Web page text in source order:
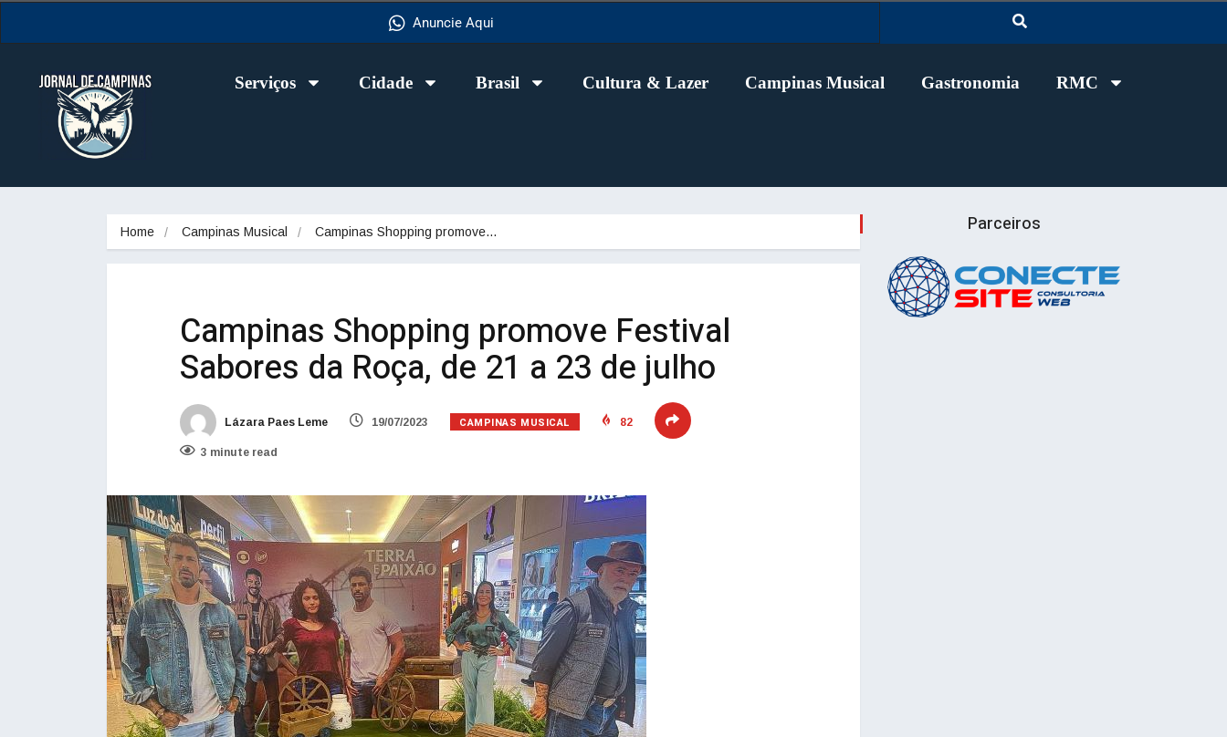
Anuncie Aqui
Serviços Cidade Brasil Cultura & Lazer Campinas Musical Gastronomia RMC
Home Campinas Musical Campinas Shopping promove…
Campinas Shopping promove Festival
Sabores da Roça, de 21 a 23 de julho
Lázara Paes Leme 19/07/2023 CAMPINAS MUSICAL 82
3 minute read
Parceiros